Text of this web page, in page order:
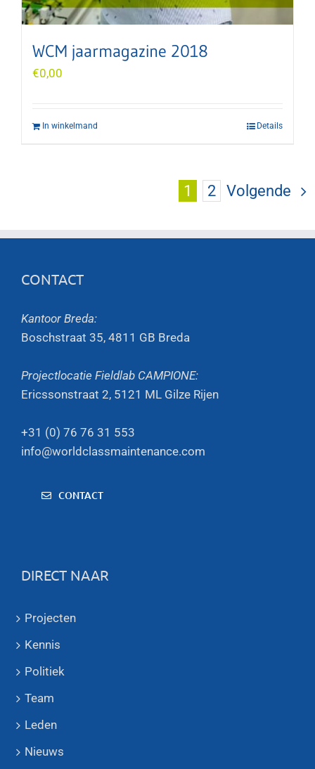
WCM jaarmagazine 2018
€0,00
In winkelmand Details
1 2 Volgende
CONTACT
Kantoor Breda:
Boschstraat 35, 4811 GB Breda
Projectlocatie Fieldlab CAMPIONE:
Ericssonstraat 2, 5121 ML Gilze Rijen
+31 (0) 76 76 31 553
info@worldclassmaintenance.com
CONTACT
DIRECT NAAR
Projecten
Kennis
Politiek
Team
Leden
Nieuws